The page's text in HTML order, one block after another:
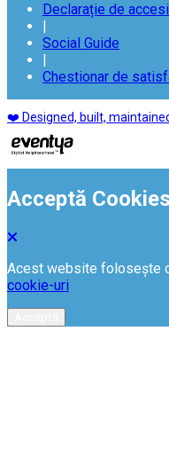
Declarație de
|
Social Guide
|
Chestionar de
❤️ Designed, built,
Acceptă Cookies
Acest website folosește
cookie-uri